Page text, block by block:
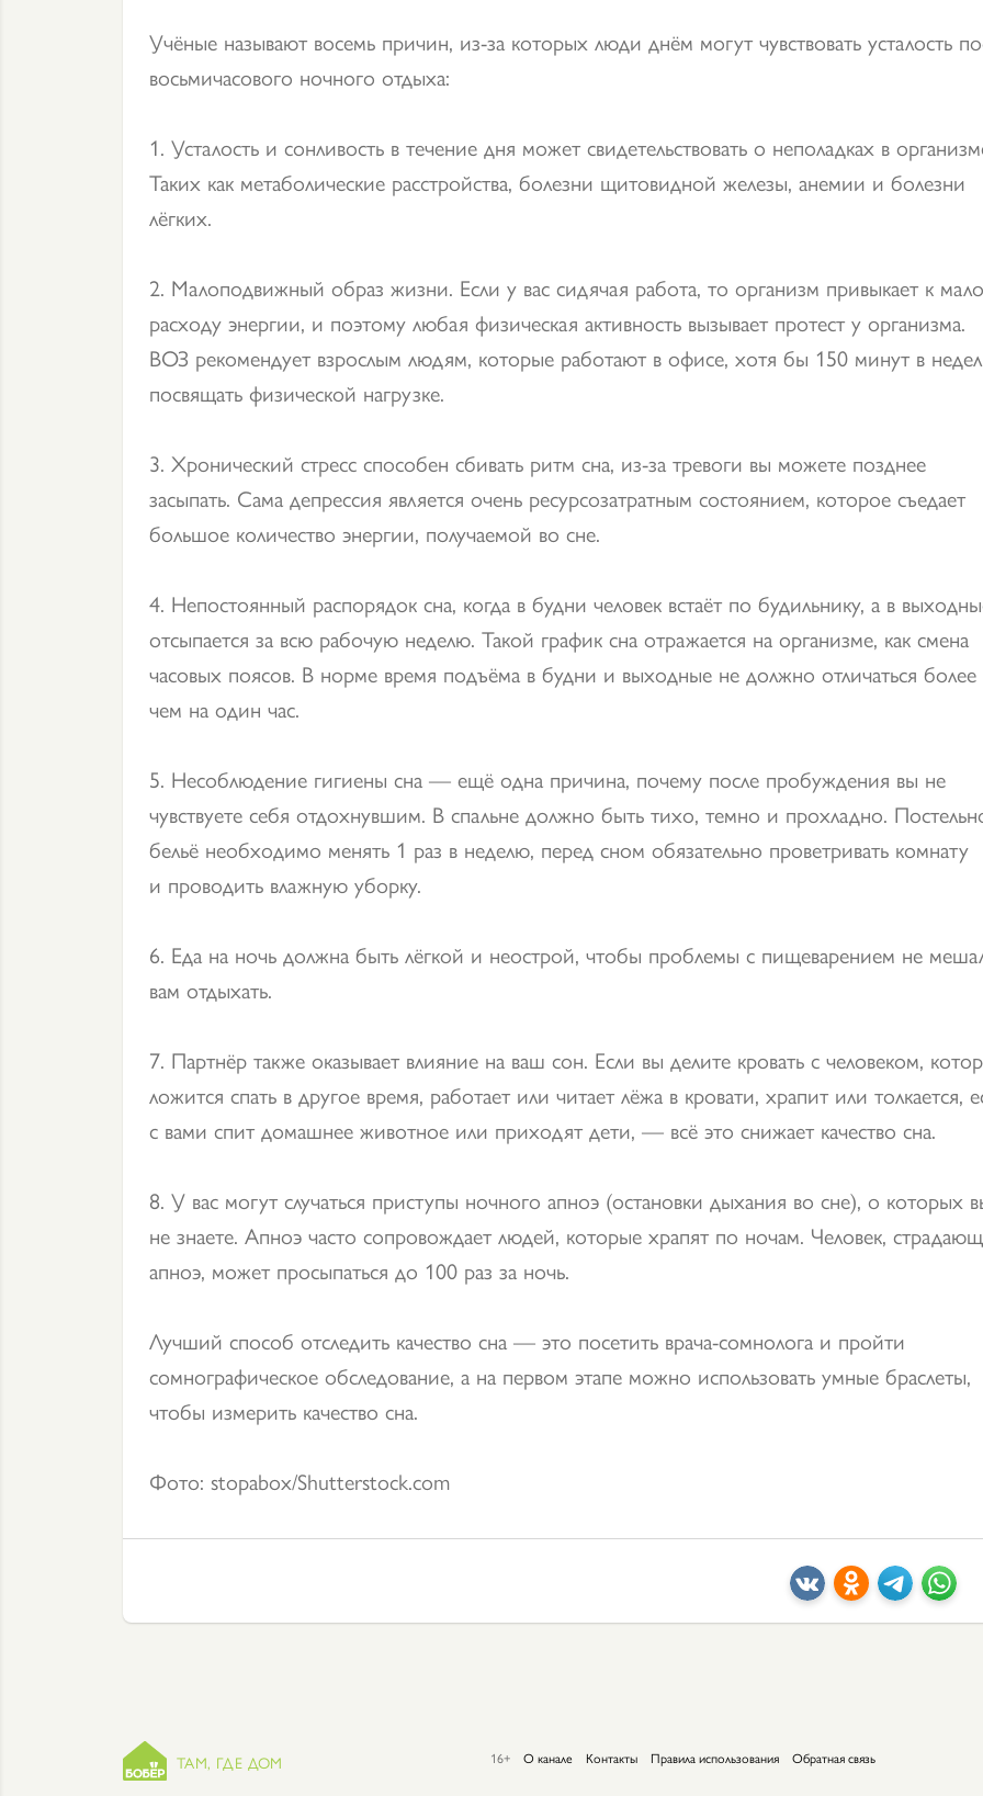
Учёные называют восемь причин, из-за которых люди днём могут чувствовать усталость
восьмичасового ночного отдыха:
1. Усталость и сонливость в течение дня может свидетельствовать о неполадках в
Таких как метаболические расстройства, болезни щитовидной железы, анемии и болезни
лёгких.
2. Малоподвижный образ жизни. Если у вас сидячая работа, то организм привыкает к
расходу энергии, и поэтому любая физическая активность вызывает протест у организма.
ВОЗ рекомендует взрослым людям, которые работают в офисе, хотя бы 150 минут в
посвящать физической нагрузке.
3. Хронический стресс способен сбивать ритм сна, из-за тревоги вы можете позднее
засыпать. Сама депрессия является очень ресурсозатратным состоянием, которое съедает
большое количество энергии, получаемой во сне.
4. Непостоянный распорядок сна, когда в будни человек встаёт по будильнику, а в
отсыпается за всю рабочую неделю. Такой график сна отражается на организме, как смена
часовых поясов. В норме время подъёма в будни и выходные не должно отличаться более
чем на один час.
5. Несоблюдение гигиены сна — ещё одна причина, почему после пробуждения вы не
чувствуете себя отдохнувшим. В спальне должно быть тихо, темно и прохладно.
бельё необходимо менять 1 раз в неделю, перед сном обязательно проветривать комнату
и проводить влажную уборку.
6. Еда на ночь должна быть лёгкой и неострой, чтобы проблемы с пищеварением не
вам отдыхать.
7. Партнёр также оказывает влияние на ваш сон. Если вы делите кровать с человеком,
ложится спать в другое время, работает или читает лёжа в кровати, храпит или толкается,
с вами спит домашнее животное или приходят дети, — всё это снижает качество сна.
8. У вас могут случаться приступы ночного апноэ (остановки дыхания во сне), о которых
не знаете. Апноэ часто сопровождает людей, которые храпят по ночам. Человек,
апноэ, может просыпаться до 100 раз за ночь.
Лучший способ отследить качество сна — это посетить врача-сомнолога и пройти
сомнографическое обследование, а на первом этапе можно использовать умные браслеты,
чтобы измерить качество сна.
Фото: stopabox/Shutterstock.com
ТАМ, ГДЕ ДОМ 16+ О канале Контакты Правила использования Обратная связь